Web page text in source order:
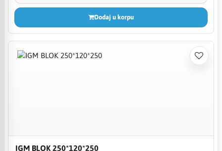
Dodaj u korpu
IGM BLOK 250*120*250